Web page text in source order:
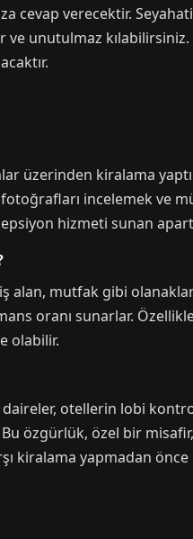
cevap verecektir.
unutulmaz kılabilirsiniz.
üzerinden kiralama
incelemek ve
hizmeti sunan
alan, mutfak gibi
oranı sunarlar.
olabilir.
otellerin lobi
özgürlük, özel bir
kiralama yapmadan